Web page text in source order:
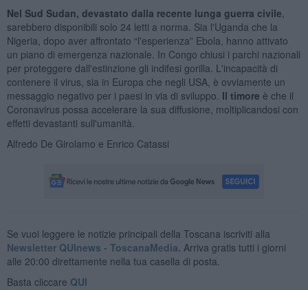
Nel Sud Sudan, devastato dalla recente lunga guerra civile
sarebbero disponibili solo 24 letti a norma. Sia l'Uganda che la
Nigeria, dopo aver affrontato “l'esperienza” Ebola, hanno attivato
un piano di emergenza nazionale. In Congo chiusi i parchi nazionali
per proteggere dall'estinzione gli indifesi gorilla. L'incapacità di
contenere il virus, sia in Europa che negli USA, è ovviamente un
messaggio negativo per i paesi in via di sviluppo. Il timore è che il
Coronavirus possa accelerare la sua diffusione, moltiplicandosi con
effetti devastanti sull'umanità.
Alfredo De Girolamo e Enrico Catassi
Se vuoi leggere le notizie principali della Toscana iscriviti alla
Newsletter QUInews - ToscanaMedia. Arriva gratis tutti i giorni
alle 20:00 direttamente nella tua casella di posta.
Basta cliccare QUI